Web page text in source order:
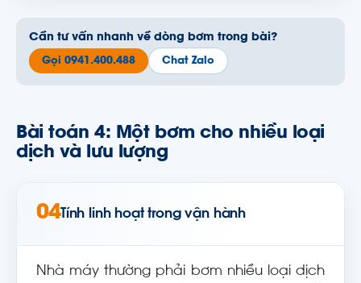
Cần tư vấn nhanh về dòng bơm trong bài?
Gọi 0941.400.488 Chat Zalo
Bài toán 4: Một bơm cho nhiều loại
dịch và lưu lượng
04Tính linh hoạt trong vận hành
Nhà máy thường phải bơm nhiều loại dịch